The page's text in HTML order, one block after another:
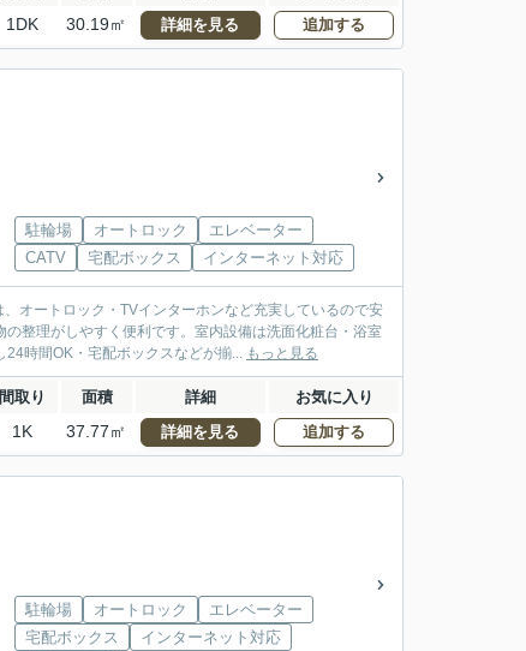
1DK 30.19㎡ 詳細を見る 追加する
駐輪場 オートロック
エレベーター
CATV
宅配ボックス インターネット対応
オートロック・TVインターホンなど充実しているので安
整理がしやすく便利です。室内設備は洗面化粧台・浴室
時間OK・宅配ボックスなどが揃... もっと見る
間取り 面積 詳細 お気に入り
1K 37.77㎡ 詳細を見る 追加する
駐輪場 オートロック
エレベーター
宅配ボックス
インターネット対応